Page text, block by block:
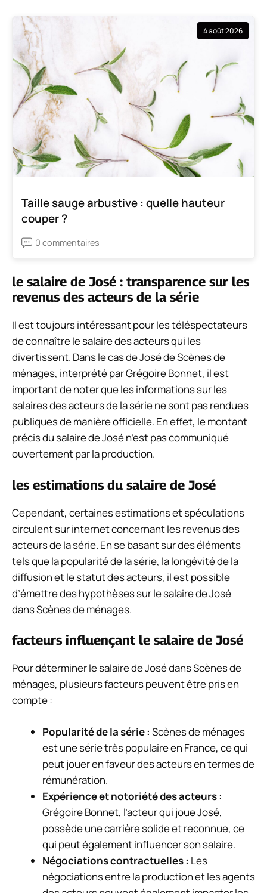
4 août 2026
Taille sauge arbustive : quelle hauteur
couper ?
0 commentaires
le salaire de José : transparence sur les
revenus des acteurs de la série
Il est toujours intéressant pour les téléspectateurs
de connaître le salaire des acteurs qui les
divertissent. Dans le cas de José de Scènes de
ménages, interprété par Grégoire Bonnet, il est
important de noter que les informations sur les
salaires des acteurs de la série ne sont pas rendues
publiques de manière officielle. En effet, le montant
précis du salaire de José n’est pas communiqué
ouvertement par la production.
les estimations du salaire de José
Cependant, certaines estimations et spéculations
circulent sur internet concernant les revenus des
acteurs de la série. En se basant sur des éléments
tels que la popularité de la série, la longévité de la
diffusion et le statut des acteurs, il est possible
d’émettre des hypothèses sur le salaire de José
dans Scènes de ménages.
facteurs influençant le salaire de José
Pour déterminer le salaire de José dans Scènes de
ménages, plusieurs facteurs peuvent être pris en
compte :
Popularité de la série : Scènes de ménages
est une série très populaire en France, ce qui
peut jouer en faveur des acteurs en termes de
rémunération.
Expérience et notoriété des acteurs :
Grégoire Bonnet, l’acteur qui joue José,
possède une carrière solide et reconnue, ce
qui peut également influencer son salaire.
Négociations contractuelles : Les
négociations entre la production et les agents